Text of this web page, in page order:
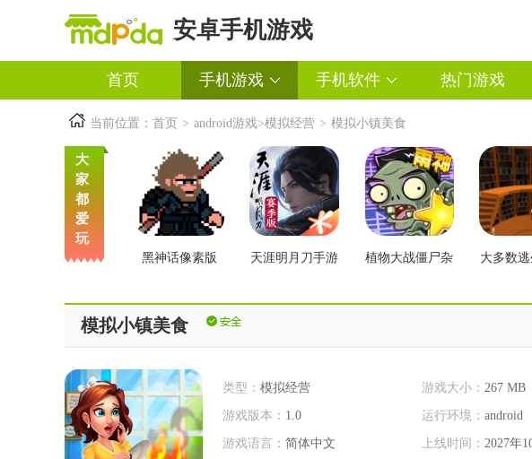
安卓手机游戏
首页 手机游戏 手机软件 热门游戏
当前位置： 首页 > android游戏>模拟经营 > 模拟小镇美食
大
家
都
爱
玩
黑神话像素版 天涯明月刀手游 植物大战僵尸杂 大多数
模拟小镇美食
类型： 模拟经营 游戏大小： 267 MB
游戏版本： 1.0 运行环境： android
游戏语言： 简体中文 上线时间： 2027年